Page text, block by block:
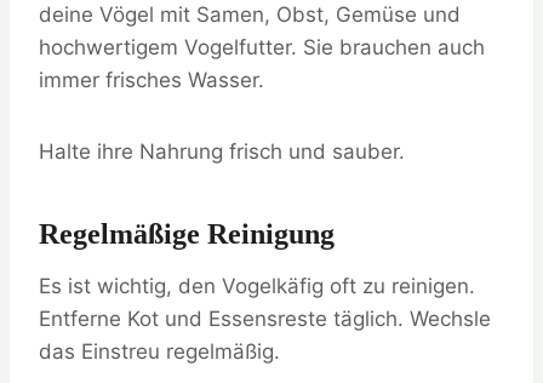
deine Vögel mit Samen, Obst, Gemüse und
hochwertigem Vogelfutter. Sie brauchen auch
immer frisches Wasser.
Halte ihre Nahrung frisch und sauber.
Regelmäßige Reinigung
Es ist wichtig, den Vogelkäfig oft zu reinigen.
Entferne Kot und Essensreste täglich. Wechsle
das Einstreu regelmäßig.